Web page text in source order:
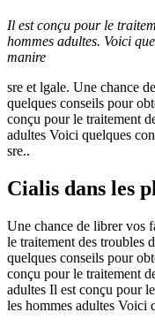
Il est conçu pour le
hommes adultes. Voici
manire
sre et lgale. Une chance
quelques conseils pour
conçu pour le traitement
adultes Voici quelques
sre..
Cialis dans les
Une chance de librer vos
le traitement des troubles
quelques conseils pour
conçu pour le traitement
adultes Il est conçu pour
les hommes adultes Voici